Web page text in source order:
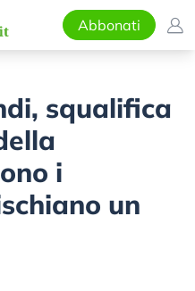
Abbonati
squalifica
i
un